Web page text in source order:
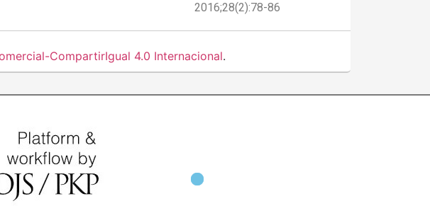
2016;28(2):78-86
CompartirIgual 4.0 Internacional.